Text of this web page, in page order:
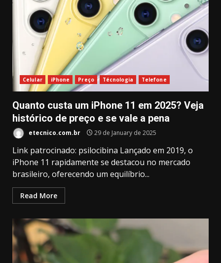
Celular iPhone Preço Técnologia Telefone
Quanto custa um iPhone 11 em 2025? Veja
histórico de preço e se vale a pena
etecnico.com.br 29 de January de 2025
Link patrocinado: psilocibina Lançado em 2019, o
iPhone 11 rapidamente se destacou no mercado
brasileiro, oferecendo um equilíbrio...
Read More